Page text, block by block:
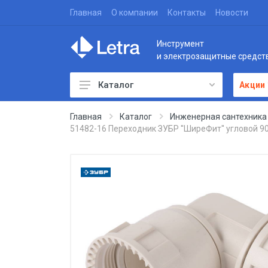
Главная О компании Контакты Новости
Инструмент
и электрозащитные
Каталог Акции
Главная Каталог
Инженерная
51482-16 Переходник ЗУБР ''ШиреФит'' угловой